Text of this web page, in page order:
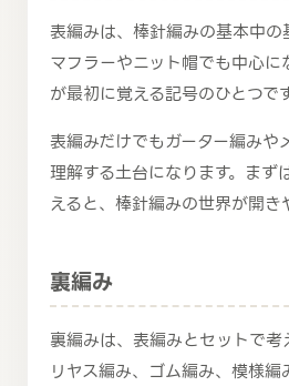
表編みは、棒針編みの基本中の
マフラーやニット帽でも中心
が最初に覚える記号のひとつです
表編みだけでもガーター編みや
理解する土台になります。まず
えると、棒針編みの世界が開き
裏編み
裏編みは、表編みとセットで考
リヤス編み、ゴム編み、模様